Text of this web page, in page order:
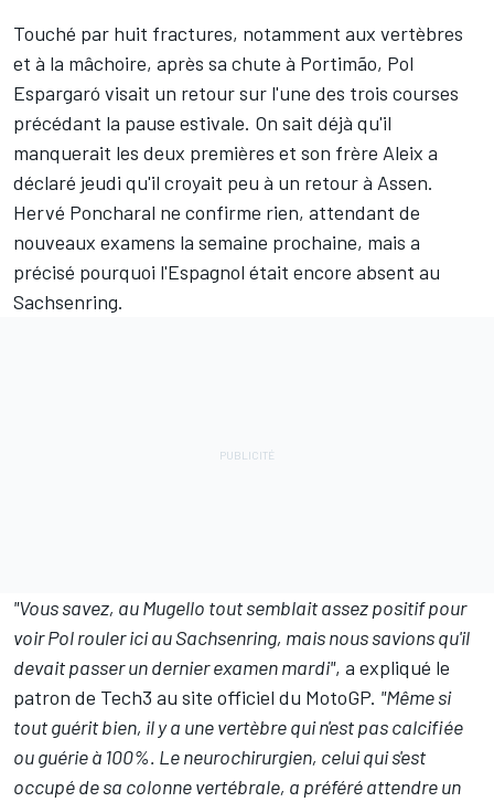
Touché par huit fractures, notamment aux vertèbres
et à la mâchoire, après sa chute à Portimão, Pol
Espargaró visait un retour sur l'une des trois courses
précédant la pause estivale. On sait déjà qu'il
manquerait les deux premières et son frère Aleix a
déclaré jeudi qu'il croyait peu à un retour à Assen.
Hervé Poncharal ne confirme rien, attendant de
nouveaux examens la semaine prochaine, mais a
précisé pourquoi l'Espagnol était encore absent au
Sachsenring.
"Vous savez, au Mugello tout semblait assez positif pour
voir Pol rouler ici au Sachsenring, mais nous savions qu'il
devait passer un dernier examen mardi", a expliqué le
patron de Tech3 au site officiel du MotoGP. "Même si
tout guérit bien, il y a une vertèbre qui n'est pas calcifiée
ou guérie à 100%. Le neurochirurgien, celui qui s'est
occupé de sa colonne vertébrale, a préféré attendre un